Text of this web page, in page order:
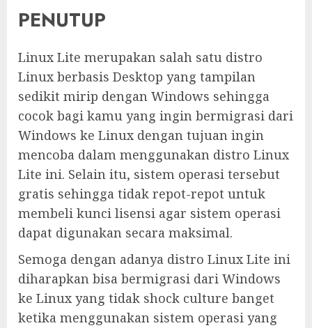
PENUTUP
Linux Lite merupakan salah satu distro
Linux berbasis Desktop yang tampilan
sedikit mirip dengan Windows sehingga
cocok bagi kamu yang ingin bermigrasi dari
Windows ke Linux dengan tujuan ingin
mencoba dalam menggunakan distro Linux
Lite ini. Selain itu, sistem operasi tersebut
gratis sehingga tidak repot-repot untuk
membeli kunci lisensi agar sistem operasi
dapat digunakan secara maksimal.
Semoga dengan adanya distro Linux Lite ini
diharapkan bisa bermigrasi dari Windows
ke Linux yang tidak shock culture banget
ketika menggunakan sistem operasi yang